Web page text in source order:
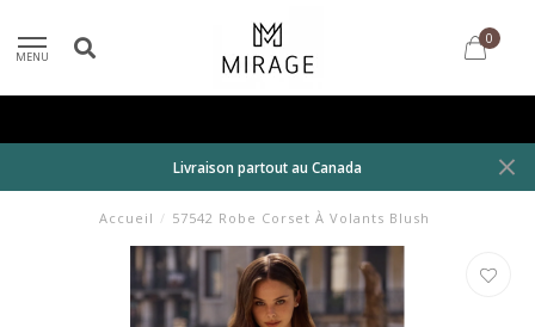
MENU
0
Livraison partout au Canada
Accueil / 57542 Robe Corset À Volants Blush